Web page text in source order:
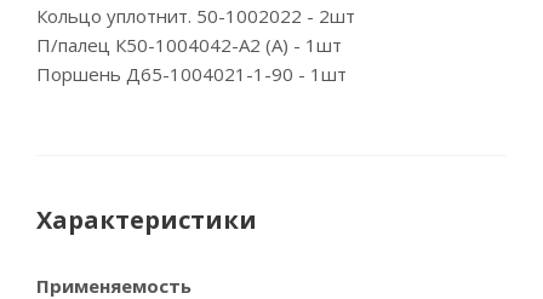
Кольцо уплотнит. 50-1002022 - 2шт
П/палец К50-1004042-А2 (А) - 1шт
Поршень Д65-1004021-1-90 - 1шт
Характеристики
Применяемость